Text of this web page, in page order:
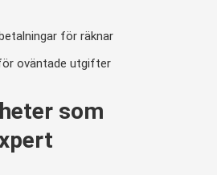
för räknar
oväntade utgifter
som